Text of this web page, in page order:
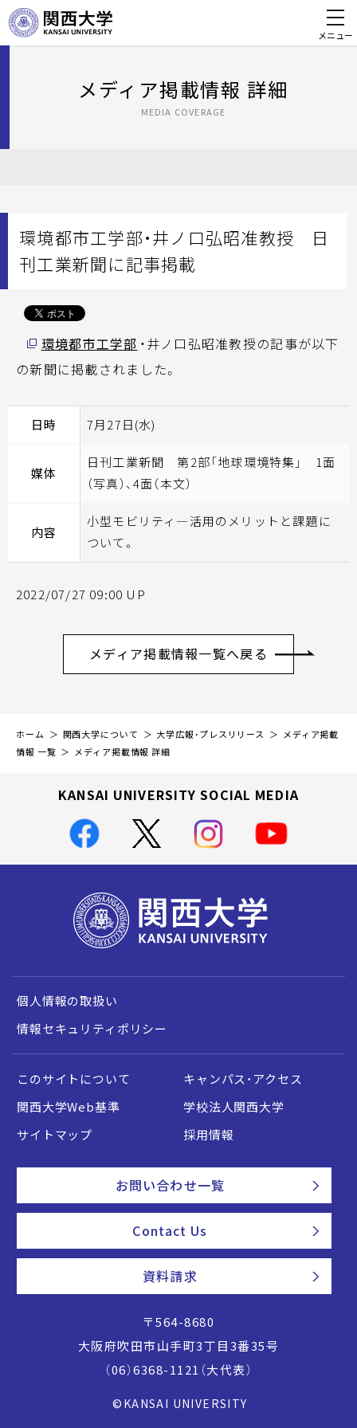
メニュー
メディア掲載情報 詳細
MEDIA COVERAGE
環境都市工学部・井ノ口弘昭准教授 日
刊工業新聞に記事掲載
環境都市工学部 ・井ノ口弘昭准教授の記事が以下
の新聞に掲載されました。
日時 7月27日(水)
媒体
日刊工業新聞 第2部「地球環境特集」 1面
（写真）、4面（本文）
内容
小型モビリティ―活用のメリットと課題に
ついて。
2022/07/27 09:00 UP
メディア掲載情報一覧へ戻る
ホーム 関西大学について 大学広報・プレスリリース
メディア掲載
情報 一覧
メディア掲載情報 詳細
KANSAI UNIVERSITY SOCIAL MEDIA
個人情報の取扱い
情報セキュリティポリシー
このサイトについて
キャンパス・アクセス
関西大学Web基準
学校法人関西大学
サイトマップ
採用情報
お問い合わせ一覧
Contact Us
資料請求
〒564-8680
大阪府吹田市山手町3丁目3番35号
（06）6368-1121（大代表）
©KANSAI UNIVERSITY